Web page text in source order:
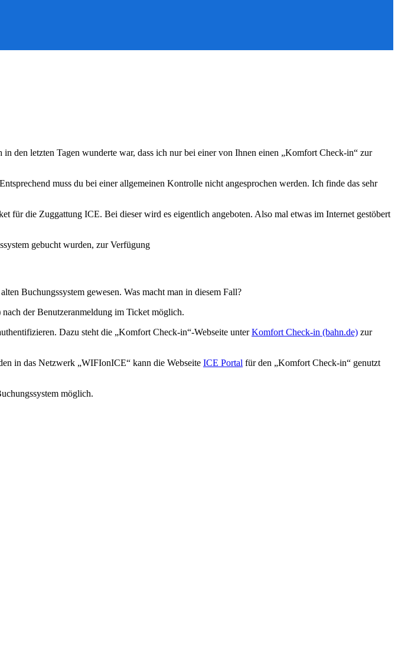
den letzten Tagen wunderte war, dass ich nur bei einer von Ihnen einen „Komfort Check-in“ zur
muss du bei einer allgemeinen Kontrolle nicht angesprochen werden. Ich finde das sehr
für die Zuggattung ICE. Bei dieser wird es eigentlich angeboten. Also mal etwas im Internet gestöbert
gebucht wurden, zur Verfügung
Buchungssystem gewesen. Was macht man in diesem Fall?
nach der Benutzeranmeldung im Ticket möglich.
Dazu steht die „Komfort Check-in“-Webseite unterKomfort Check-in (bahn.de) zur
in das Netzwerk „WIFIonICE“ kann die Webseite ICE Portal für den „Komfort Check-in“ genutzt
möglich.